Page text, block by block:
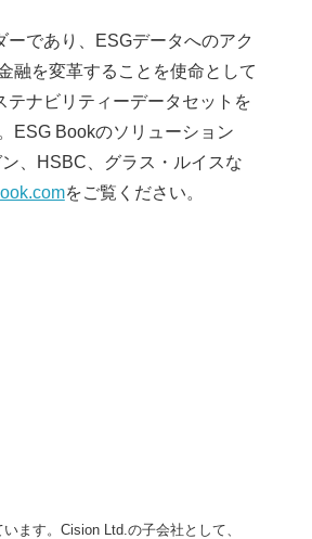
であり、ESGデータへのアク
融を変革することを使命として
ナビリティーデータセットを
ESG Bookのソリューション
、HSBC、グラス・ルイスな
をご覧ください。
ます。Cision Ltd.の子会社として、